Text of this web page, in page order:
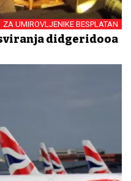
ZA UMIROVLJENIKE BESPLATAN
didgeridooa